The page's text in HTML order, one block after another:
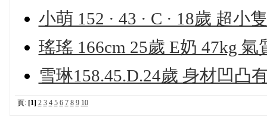
小萌 152 · 43 · C · 18歲 超小
瑤瑤 166cm 25歲 E奶 47kg
雪琳158.45.D.24歲 身材凹凸
頁: [1] 2 3 4 5 6 7 8 9 10